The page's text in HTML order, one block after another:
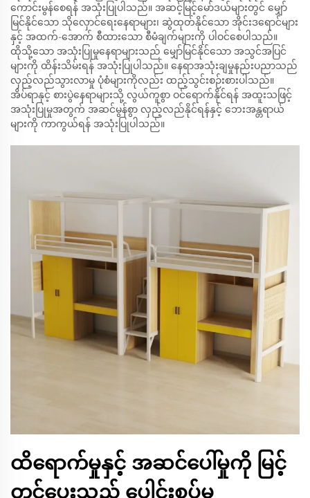
ကောင်းမွန်စေရန် အသုံးပြုပါသည်။ အဆင့်မြင့်မော်ဒယ်များတွင် မျှော်
မြင်နိုင်သော သိုလှောင်ရေးနေရာများ၊ ဆွဲထုတ်နိုင်သော အိုင်းဒရောင်များ
နှင့် အထက်-အောက် စီထားသော စီမံချက်များကို ပါဝင်စေပါသည်။
ထိုသို့သော အသုံးပြုမှုနေရာများသည် မျှော်မြင်နိုင်သော အသွင်အပြင်
များကို ထိန်းသိမ်းရန် အသုံးပြုပါသည်။ နေရာအသုံးချမှုနည်းပညာသည်
လှည့်လည်သွားလာမှု ပုံစံများကိုလည်း ထည့်သွင်းစဉ်းစားပါသည်။
အိပ်ရာနှင့် စားပွဲနေရာများသို့ လွယ်ကူစွာ ဝင်ရောက်နိုင်ရန် အထူးသဖြင့်
အသုံးပြုမှုအတွက် အဆင်မွန်စွာ လှည့်လည်နိုင်ရန်နှင့် ဘေးအန္တရာယ်
များကို ကာကွယ်ရန် အသုံးပြုပါသည်။
ထိရောက်မှုနှင့် အဆင်ပေါ်မှုကို မြင့်
တင်ပေးသည့် ပေါင်းစပ်မှု